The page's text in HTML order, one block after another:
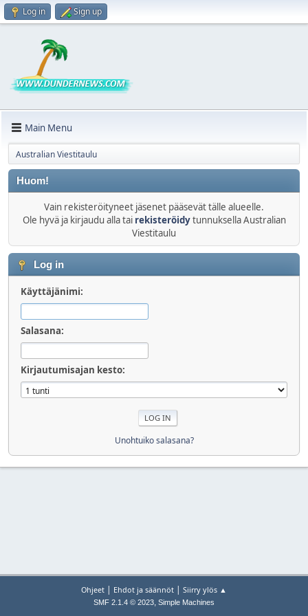
Log in Sign up
Main Menu
Australian Viestitaulu
Huom!
Vain rekisteröityneet jäsenet pääsevät tälle alueelle.
Ole hyvä ja kirjaudu alla tai rekisteröidytunnuksella Australian
Viestitaulu
Log in
Käyttäjänimi:
Salasana:
Kirjautumisajan kesto:
Unohtuiko salasana?
Ohjeet | Ehdot ja säännöt | Siirry ylös ▲
SMF 2.1.4 © 2023, Simple Machines